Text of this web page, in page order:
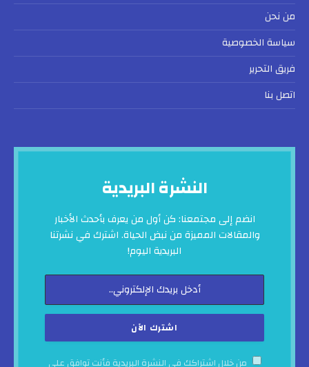
من نحن
سياسة الخصوصية
فريق التحرير
اتصل بنا
النشرة البريدية
انضم إلى مجتمعنا: كن أول من يعرف بأحدث الأخبار
والمقالات المميزة من نبض الحياة. اشترك في نشرتنا
البريدية اليوم!
من خلال اشتراكك في النشرة البريدية فأنت توافق على